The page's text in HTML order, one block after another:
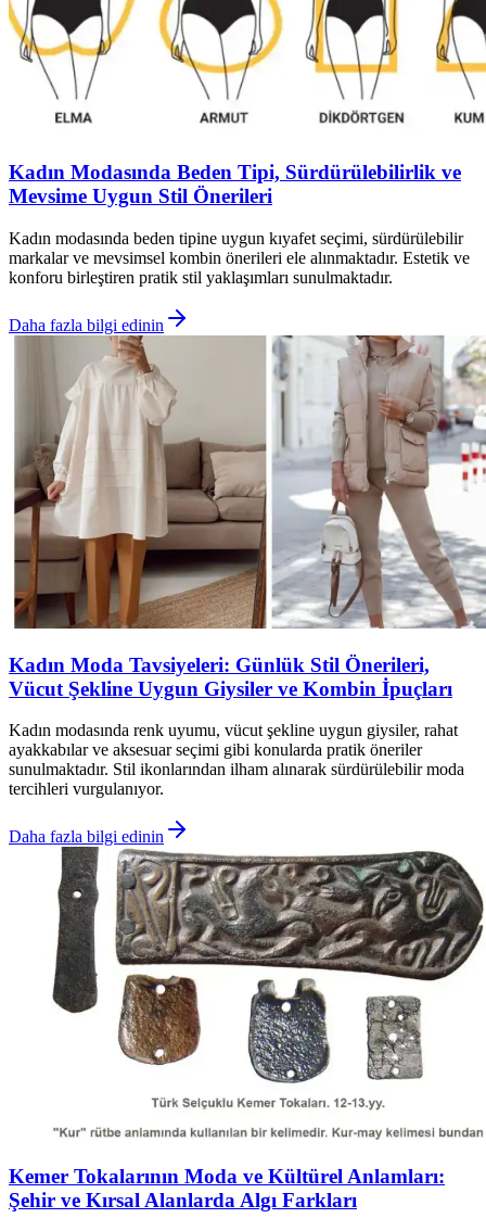
Kadın Modasında Beden Tipi, Sürdürülebilirlik ve
Mevsime Uygun Stil Önerileri
Kadın modasında beden tipine uygun kıyafet seçimi, sürdürülebilir
markalar ve mevsimsel kombin önerileri ele alınmaktadır. Estetik ve
konforu birleştiren pratik stil yaklaşımları sunulmaktadır.
Daha fazla bilgi edinin
Kadın Moda Tavsiyeleri: Günlük Stil Önerileri,
Vücut Şekline Uygun Giysiler ve Kombin İpuçları
Kadın modasında renk uyumu, vücut şekline uygun giysiler, rahat
ayakkabılar ve aksesuar seçimi gibi konularda pratik öneriler
sunulmaktadır. Stil ikonlarından ilham alınarak sürdürülebilir moda
tercihleri vurgulanıyor.
Daha fazla bilgi edinin
Kemer Tokalarının Moda ve Kültürel Anlamları:
Şehir ve Kırsal Alanlarda Algı Farkları